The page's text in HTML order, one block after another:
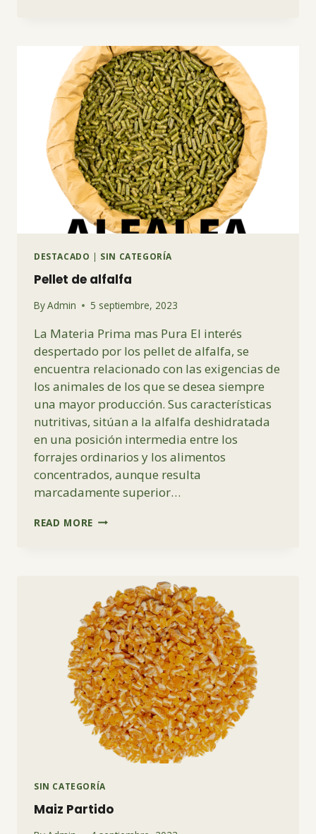
DESTACADO | SIN CATEGORÍA
Pellet de alfalfa
ByAdmin 5 septiembre, 2023
La Materia Prima mas Pura El interés
despertado por los pellet de alfalfa, se
encuentra relacionado con las exigencias de
los animales de los que se desea siempre
una mayor producción. Sus características
nutritivas, sitúan a la alfalfa deshidratada
en una posición intermedia entre los
forrajes ordinarios y los alimentos
concentrados, aunque resulta
marcadamente superior…
READ MORE PELLET
SIN CATEGORÍA
Maiz Partido